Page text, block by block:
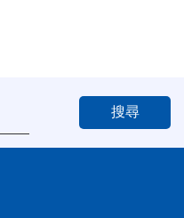
搜尋